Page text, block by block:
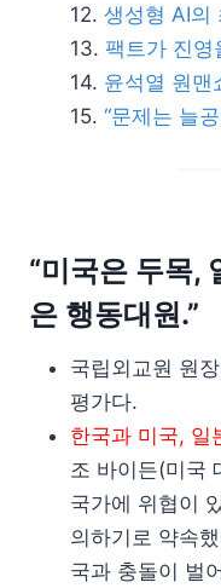
생성형 AI의
팩트가 진영
윤석열 원맨
“문제는 늘
“미국은 두목,
은 행동대원.”
국립외교원 원
평가다.
한국과 미국, 일
조 바이든(미국
국가에 위협이
의하기로 약속
국과 충돌이 벌